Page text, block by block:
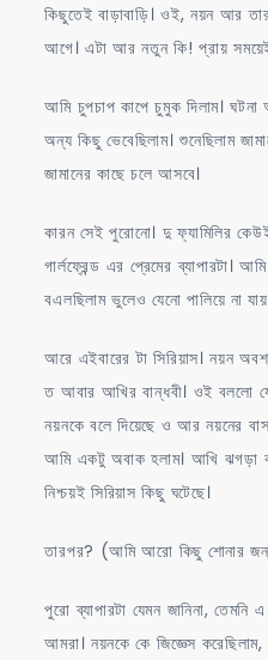
কিছুতেই বাড়াবাড়ি। ওই, নয়ন আর
আগে। এটা আর নতুন কি! প্রায়
আমি চুপচাপ কাপে চুমুক দিলাম।
অন্য কিছু ভেবেছিলাম। শুনেছিলাম
জামানের কাছে চলে আসবে।
কারন সেই পুরোনো। দু ফ্যামিলির
গার্লফ্রেন্ড এর প্রেমের ব্যাপারটা।
বএলছিলাম ভুলেও যেনো পালিয়ে না
আরে এইবারের টা সিরিয়াস। নয়ন
ত আবার আখির বান্ধবী। ওই বললো
নয়নকে বলে দিয়েছে ও আর নয়নের
আমি একটু অবাক হলাম। আখি ঝগড়া
নিশ্চয়ই সিরিয়াস কিছু ঘটেছে।
তারপর? (আমি আরো কিছু শোনার
পুরো ব্যাপারটা যেমন জানিনা,
আমরা। নয়নকে কে জিজ্ঞেস